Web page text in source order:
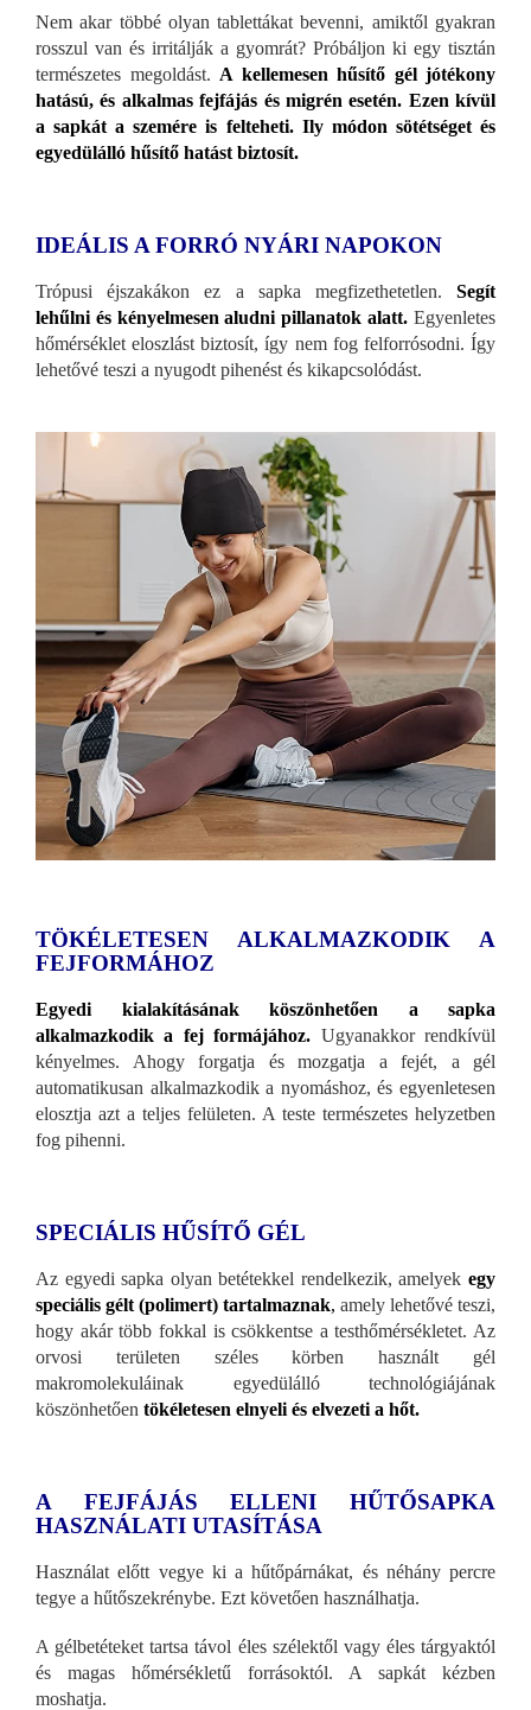
Nem akar többé olyan tablettákat bevenni, amiktől gyakran
rosszul van és irritálják a gyomrát? Próbáljon ki egy tisztán
természetes megoldást. A kellemesen hűsítő gél jótékony
hatású, és alkalmas fejfájás és migrén esetén. Ezen kívül
a sapkát a szemére is felteheti. Ily módon sötétséget és
egyedülálló hűsítő hatást biztosít.
IDEÁLIS A FORRÓ NYÁRI NAPOKON
Trópusi éjszakákon ez a sapka megfizethetetlen. Segít
lehűlni és kényelmesen aludni pillanatok alatt. Egyenletes
hőmérséklet eloszlást biztosít, így nem fog felforrósodni. Így
lehetővé teszi a nyugodt pihenést és kikapcsolódást.
TÖKÉLETESEN ALKALMAZKODIK A
FEJFORMÁHOZ
Egyedi kialakításának köszönhetően a sapka
alkalmazkodik a fej formájához. Ugyanakkor rendkívül
kényelmes. Ahogy forgatja és mozgatja a fejét, a gél
automatikusan alkalmazkodik a nyomáshoz, és egyenletesen
elosztja azt a teljes felületen. A teste természetes helyzetben
fog pihenni.
SPECIÁLIS HŰSÍTŐ GÉL
Az egyedi sapka olyan betétekkel rendelkezik, amelyek egy
speciális gélt (polimert) tartalmaznak, amely lehetővé teszi,
hogy akár több fokkal is csökkentse a testhőmérsékletet. Az
orvosi területen széles körben használt gél
makromolekuláinak egyedülálló technológiájának
köszönhetően tökéletesen elnyeli és elvezeti a hőt.
A FEJFÁJÁS ELLENI HŰTŐSAPKA
HASZNÁLATI UTASÍTÁSA
Használat előtt vegye ki a hűtőpárnákat, és néhány percre
tegye a hűtőszekrénybe. Ezt követően használhatja.
A gélbetéteket tartsa távol éles szélektől vagy éles tárgyaktól
és magas hőmérsékletű forrásoktól. A sapkát kézben
moshatja.